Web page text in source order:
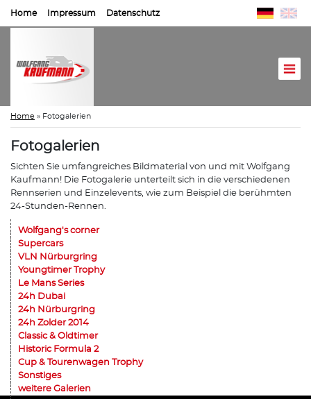
Home Impressum Datenschutz
Home » Fotogalerien
Fotogalerien
Sichten Sie umfangreiches Bildmaterial von und mit Wolfgang
Kaufmann! Die Fotogalerie unterteilt sich in die verschiedenen
Rennserien und Einzelevents, wie zum Beispiel die berühmten
24-Stunden-Rennen.
Wolfgang's corner
Supercars
VLN Nürburgring
Youngtimer Trophy
Le Mans Series
24h Dubai
24h Nürburgring
24h Zolder 2014
Classic & Oldtimer
Historic Formula 2
Cup & Tourenwagen Trophy
Sonstiges
weitere Galerien